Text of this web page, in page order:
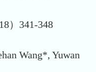
）341-348
Wang*, Yuwan